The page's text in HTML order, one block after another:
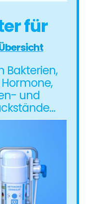
für
Bakterien,
Hormone,
und